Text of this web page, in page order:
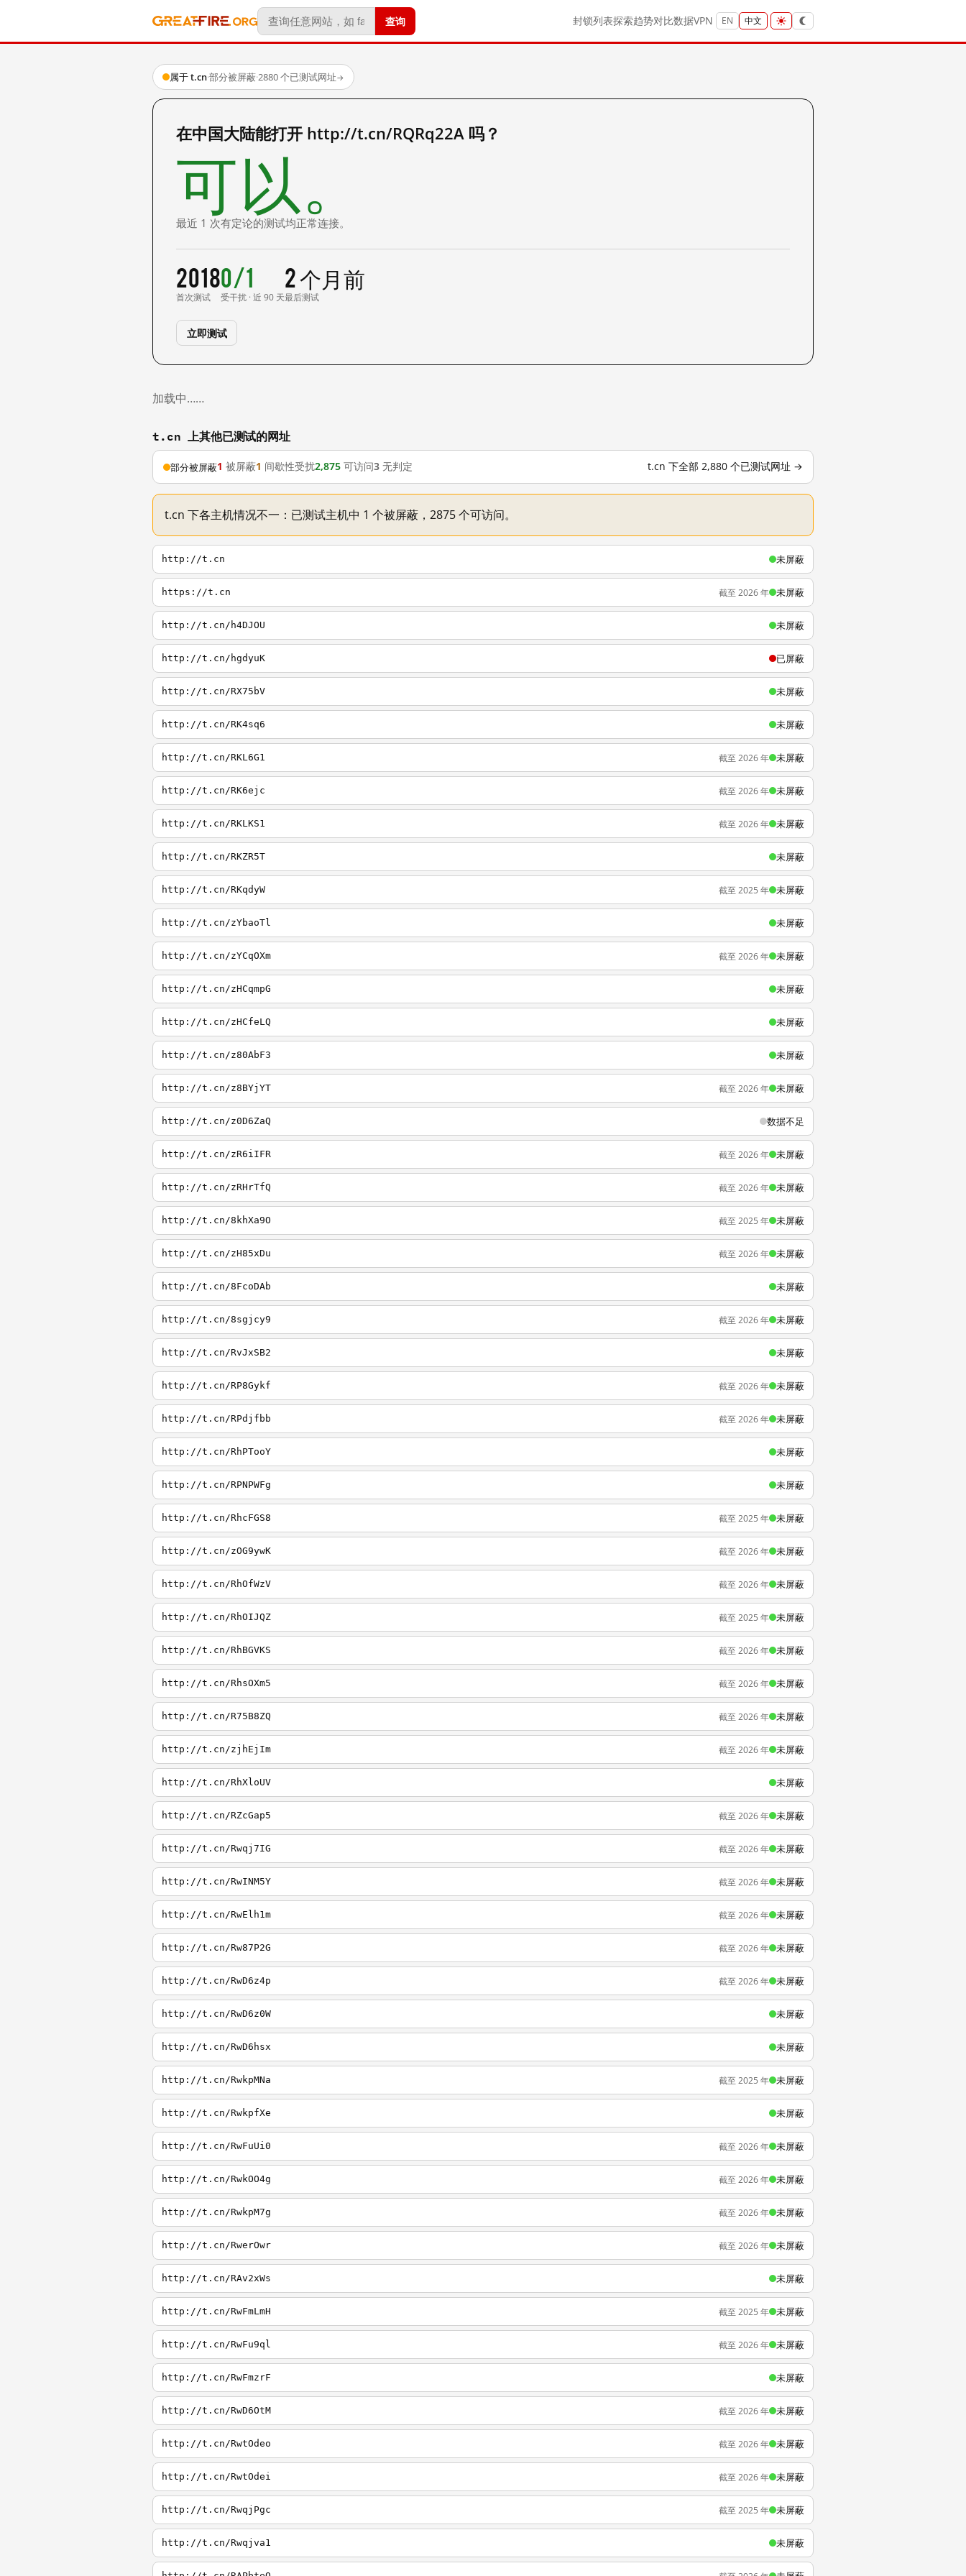
查询 封锁列表探索趋势对比数据VPN EN 中文
属于 t.cn·部分被屏蔽·2880 个已测试网址→
在中国大陆能打开 http://t.cn/RQRq22A 吗？
可以。
最近 1 次有定论的测试均正常连接。
2018
首次测试
0/1
受干扰 · 近 90 天
2 个月前
最后测试
立即测试
加载中……
t.cn 上其他已测试的网址
部分被屏蔽1 被屏蔽1 间歇性受扰2,875 可访问3 无判定 t.cn 下全部 2,880 个已测试网址 →
t.cn 下各主机情况不一：已测试主机中 1 个被屏蔽，2875 个可访问。
http://t.cn 未屏蔽
https://t.cn 截至 2026 年 未屏蔽
http://t.cn/h4DJOU 未屏蔽
http://t.cn/hgdyuK 已屏蔽
http://t.cn/RX75bV 未屏蔽
http://t.cn/RK4sq6 未屏蔽
http://t.cn/RKL6G1 截至 2026 年 未屏蔽
http://t.cn/RK6ejc 截至 2026 年 未屏蔽
http://t.cn/RKLKS1 截至 2026 年 未屏蔽
http://t.cn/RKZR5T 未屏蔽
http://t.cn/RKqdyW 截至 2025 年 未屏蔽
http://t.cn/zYbaoTl 未屏蔽
http://t.cn/zYCqOXm 截至 2026 年 未屏蔽
http://t.cn/zHCqmpG 未屏蔽
http://t.cn/zHCfeLQ 未屏蔽
http://t.cn/z80AbF3 未屏蔽
http://t.cn/z8BYjYT 截至 2026 年 未屏蔽
http://t.cn/z0D6ZaQ 数据不足
http://t.cn/zR6iIFR 截至 2026 年 未屏蔽
http://t.cn/zRHrTfQ 截至 2026 年 未屏蔽
http://t.cn/8khXa9O 截至 2025 年 未屏蔽
http://t.cn/zH85xDu 截至 2026 年 未屏蔽
http://t.cn/8FcoDAb 未屏蔽
http://t.cn/8sgjcy9 截至 2026 年 未屏蔽
http://t.cn/RvJxSB2 未屏蔽
http://t.cn/RP8Gykf 截至 2026 年 未屏蔽
http://t.cn/RPdjfbb 截至 2026 年 未屏蔽
http://t.cn/RhPTooY 未屏蔽
http://t.cn/RPNPWFg 未屏蔽
http://t.cn/RhcFGS8 截至 2025 年 未屏蔽
http://t.cn/zOG9ywK 截至 2026 年 未屏蔽
http://t.cn/RhOfWzV 截至 2026 年 未屏蔽
http://t.cn/RhOIJQZ 截至 2025 年 未屏蔽
http://t.cn/RhBGVKS 截至 2026 年 未屏蔽
http://t.cn/RhsOXm5 截至 2026 年 未屏蔽
http://t.cn/R75B8ZQ 截至 2026 年 未屏蔽
http://t.cn/zjhEjIm 截至 2026 年 未屏蔽
http://t.cn/RhXloUV 未屏蔽
http://t.cn/RZcGap5 截至 2026 年 未屏蔽
http://t.cn/Rwqj7IG 截至 2026 年 未屏蔽
http://t.cn/RwINM5Y 截至 2026 年 未屏蔽
http://t.cn/RwElh1m 截至 2026 年 未屏蔽
http://t.cn/Rw87P2G 截至 2026 年 未屏蔽
http://t.cn/RwD6z4p 截至 2026 年 未屏蔽
http://t.cn/RwD6z0W 未屏蔽
http://t.cn/RwD6hsx 未屏蔽
http://t.cn/RwkpMNa 截至 2025 年 未屏蔽
http://t.cn/RwkpfXe 未屏蔽
http://t.cn/RwFuUi0 截至 2026 年 未屏蔽
http://t.cn/RwkOO4g 截至 2026 年 未屏蔽
http://t.cn/RwkpM7g 截至 2026 年 未屏蔽
http://t.cn/RwerOwr 截至 2026 年 未屏蔽
http://t.cn/RAv2xWs 未屏蔽
http://t.cn/RwFmLmH 截至 2025 年 未屏蔽
http://t.cn/RwFu9ql 截至 2026 年 未屏蔽
http://t.cn/RwFmzrF 未屏蔽
http://t.cn/RwD6OtM 截至 2026 年 未屏蔽
http://t.cn/RwtOdeo 截至 2026 年 未屏蔽
http://t.cn/RwtOdei 截至 2026 年 未屏蔽
http://t.cn/RwqjPgc 截至 2025 年 未屏蔽
http://t.cn/Rwqjva1 未屏蔽